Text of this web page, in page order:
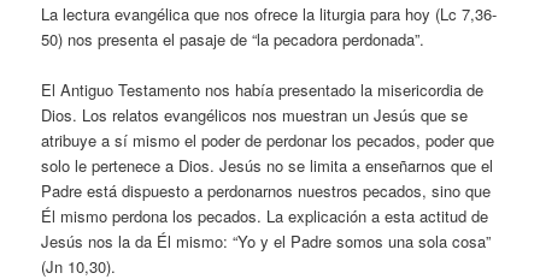
La lectura evangélica que nos ofrece la liturgia para hoy (Lc 7,36-
50) nos presenta el pasaje de “la pecadora perdonada”.
El Antiguo Testamento nos había presentado la misericordia de
Dios. Los relatos evangélicos nos muestran un Jesús que se
atribuye a sí mismo el poder de perdonar los pecados, poder que
solo le pertenece a Dios. Jesús no se limita a enseñarnos que el
Padre está dispuesto a perdonarnos nuestros pecados, sino que
Él mismo perdona los pecados. La explicación a esta actitud de
Jesús nos la da Él mismo: “Yo y el Padre somos una sola cosa”
(Jn 10,30).